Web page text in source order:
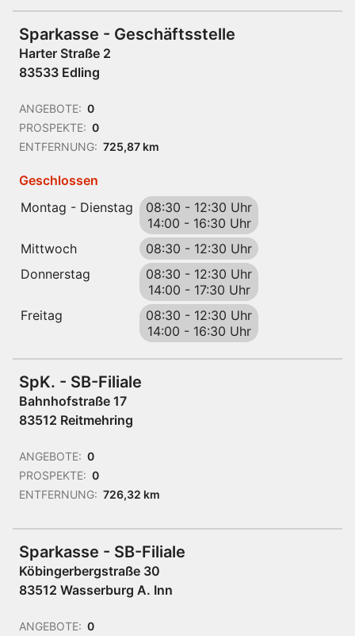
Sparkasse - Geschäftsstelle
Harter Straße 2
83533 Edling
ANGEBOTE: 0
PROSPEKTE: 0
ENTFERNUNG: 725,87 km
Geschlossen
Montag - Dienstag
08:30 - 12:30 Uhr
14:00 - 16:30 Uhr
Mittwoch
08:30 - 12:30 Uhr
Donnerstag
08:30 - 12:30 Uhr
14:00 - 17:30 Uhr
Freitag
08:30 - 12:30 Uhr
14:00 - 16:30 Uhr
SpK. - SB-Filiale
Bahnhofstraße 17
83512 Reitmehring
ANGEBOTE: 0
PROSPEKTE: 0
ENTFERNUNG: 726,32 km
Sparkasse - SB-Filiale
Köbingerbergstraße 30
83512 Wasserburg A. Inn
ANGEBOTE: 0